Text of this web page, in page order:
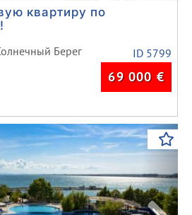
квартиру по
Берег
ID 5799
69 000 €
Next